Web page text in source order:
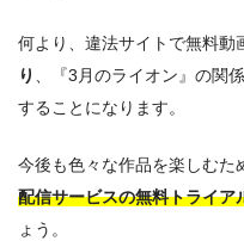
何より、違法サイトで無料動
り
、『3月のライオン』の関
することになります。
今後も色々な作品を楽しむた
配信サービスの無料トライア
ょう。